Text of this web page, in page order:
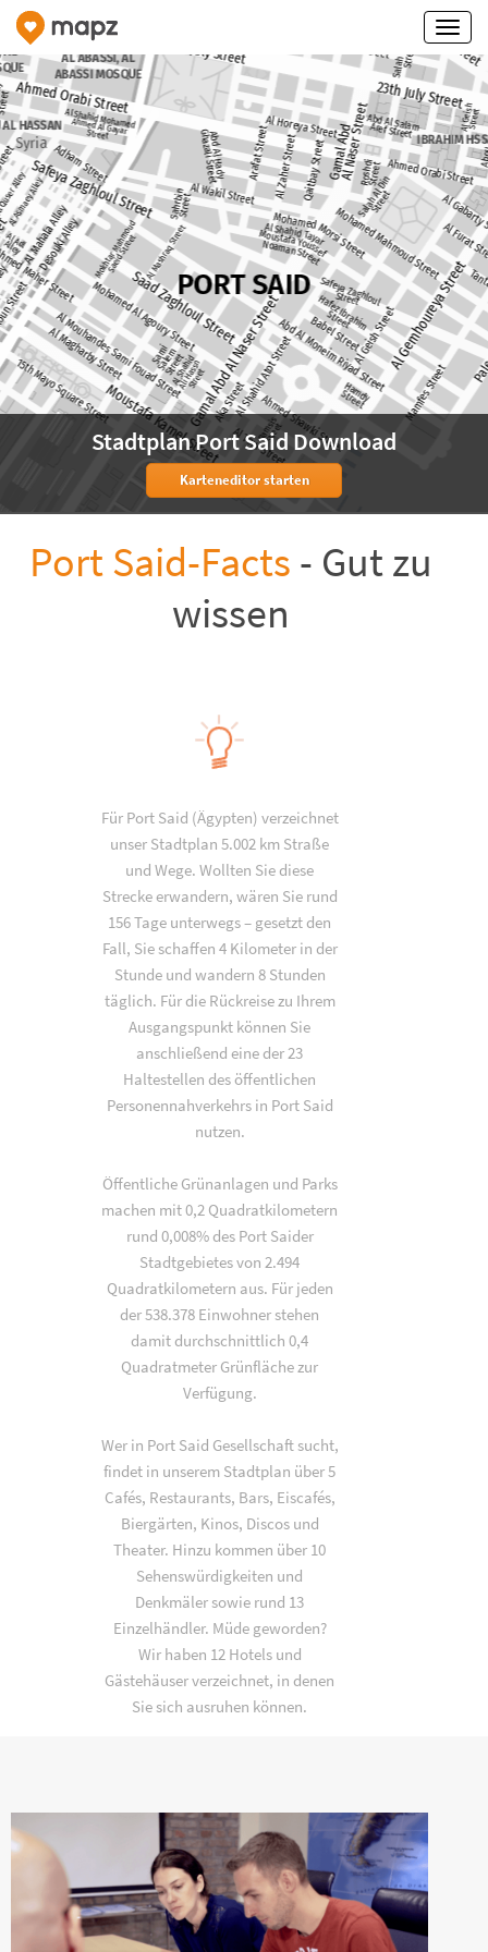
Stadtplan Port Said Download
Karteneditor starten
Port Said-Facts - Gut zu
wissen
Für Port Said (Ägypten) verzeichnet
unser Stadtplan 5.002 km Straße
und Wege. Wollten Sie diese
Strecke erwandern, wären Sie rund
156 Tage unterwegs – gesetzt den
Fall, Sie schaffen 4 Kilometer in der
Stunde und wandern 8 Stunden
täglich. Für die Rückreise zu Ihrem
Ausgangspunkt können Sie
anschließend eine der 23
Haltestellen des öffentlichen
Personennahverkehrs in Port Said
nutzen.
Öffentliche Grünanlagen und Parks
machen mit 0,2 Quadratkilometern
rund 0,008% des Port Saider
Stadtgebietes von 2.494
Quadratkilometern aus. Für jeden
der 538.378 Einwohner stehen
damit durchschnittlich 0,4
Quadratmeter Grünfläche zur
Verfügung.
Wer in Port Said Gesellschaft sucht,
findet in unserem Stadtplan über 5
Cafés, Restaurants, Bars, Eiscafés,
Biergärten, Kinos, Discos und
Theater. Hinzu kommen über 10
Sehenswürdigkeiten und
Denkmäler sowie rund 13
Einzelhändler. Müde geworden?
Wir haben 12 Hotels und
Gästehäuser verzeichnet, in denen
Sie sich ausruhen können.